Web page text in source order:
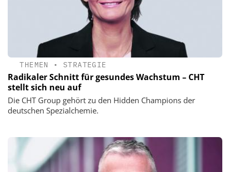
THEMEN • STRATEGIE
Radikaler Schnitt für gesundes Wachstum – CHT
stellt sich neu auf
Die CHT Group gehört zu den Hidden Champions der
deutschen Spezialchemie.